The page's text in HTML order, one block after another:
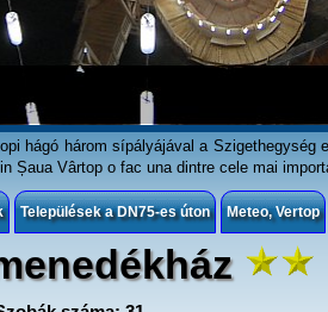
hágó három sípályájával a Szigethegység
Șaua Vârtop o fac una dintre cele mai
Települések a DN75-es úton Meteo, Vertop